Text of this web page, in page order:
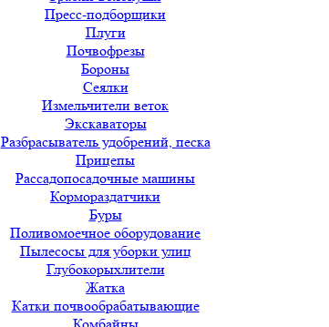
Пресс-подборщики
Плуги
Почвофрезы
Бороны
Сеялки
Измельчители веток
Экскаваторы
Разбрасыватель удобрений, песка
Прицепы
Рассадопосадочные машины
Кормораздатчики
Буры
Поливомоечное оборудование
Пылесосы для уборки улиц
Глубокорыхлители
Жатка
Катки почвообрабатывающие